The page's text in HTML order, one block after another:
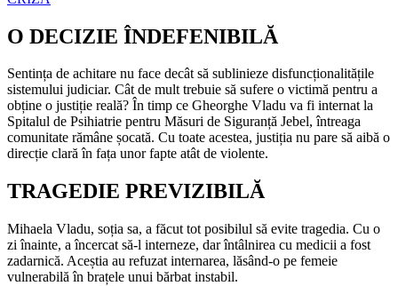
O DECIZIE ÎNDEFENIBILĂ
Sentința de achitare nu face decât să sublinieze disfuncționalitățile
sistemului judiciar. Cât de mult trebuie să sufere o victimă pentru a
obține o justiție reală? În timp ce Gheorghe Vladu va fi internat la
Spitalul de Psihiatrie pentru Măsuri de Siguranță Jebel, întreaga
comunitate rămâne șocată. Cu toate acestea, justiția nu pare să aibă o
direcție clară în fața unor fapte atât de violente.
TRAGEDIE PREVIZIBILĂ
Mihaela Vladu, soția sa, a făcut tot posibilul să evite tragedia. Cu o
zi înainte, a încercat să-l interneze, dar întâlnirea cu medicii a fost
zadarnică. Aceștia au refuzat internarea, lăsând-o pe femeie
vulnerabilă în brațele unui bărbat instabil.